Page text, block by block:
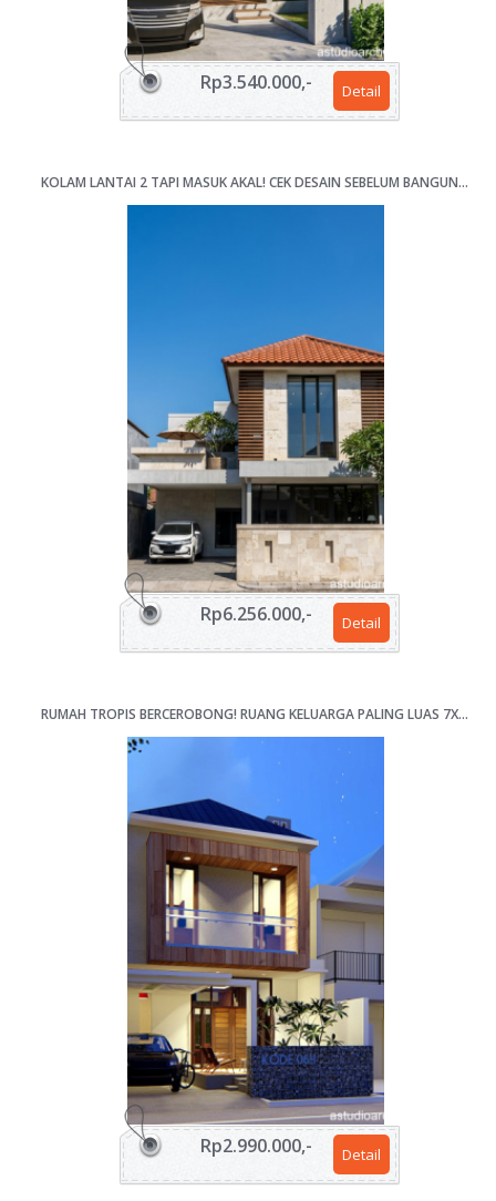
Detail
Rp3.540.000,-
KOLAM LANTAI 2 TAPI MASUK AKAL! CEK DESAIN SEBELUM BANGUN RUMAH 4 KAMAR LAHAN 12X17M [KODE 068]
Detail
Rp6.256.000,-
RUMAH TROPIS BERCEROBONG! RUANG KELUARGA PALING LUAS 7X13M [KODE 064]
Detail
Rp2.990.000,-